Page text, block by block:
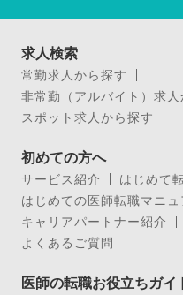
求人検索
常勤求人から探す
非常勤（アルバイト）求人
スポット求人から探す
初めての方へ
サービス紹介
はじめて
はじめての医師転職マニュ
キャリアパートナー紹介
よくあるご質問
医師の転職お役立ちガイ